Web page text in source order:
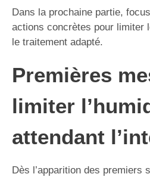
Dans la prochaine partie,
actions concrètes pour limiter
le traitement adapté.
Premières
limiter
attendant
Dès l’apparition des premiers